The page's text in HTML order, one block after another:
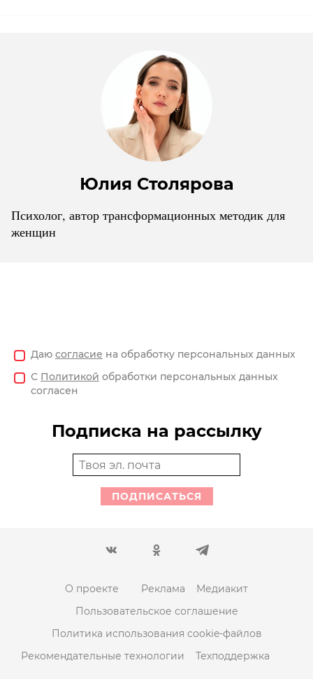
Юлия Столярова
Психолог, автор трансформационных методик для
женщин
Даю согласие на обработку персональных данных
С Политикой обработки персональных данных
согласен
Подписка на рассылку
ПОДПИСАТЬСЯ
О проекте Реклама
Медиакит
Пользовательское соглашение
Политика использования cookie-файлов
Рекомендательные технологии
Техподдержка